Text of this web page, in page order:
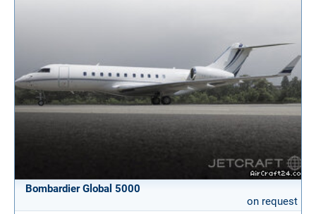
Bombardier Global 5000
on request